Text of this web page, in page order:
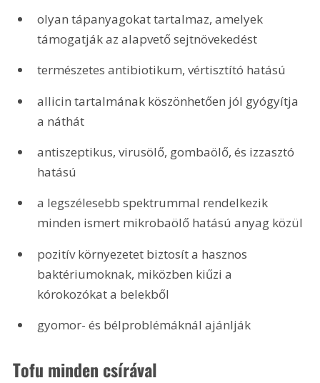
olyan tápanyagokat tartalmaz, amelyek
támogatják az alapvető sejtnövekedést
természetes antibiotikum, vértisztító hatású
allicin tartalmának köszönhetően jól gyógyítja
a náthát
antiszeptikus, virusölő, gombaölő, és izzasztó
hatású
a legszélesebb spektrummal rendelkezik
minden ismert mikrobaölő hatású anyag közül
pozitív környezetet biztosít a hasznos
baktériumoknak, miközben kiűzi a
kórokozókat a belekből
gyomor- és bélproblémáknál ajánlják
Tofu minden csírával